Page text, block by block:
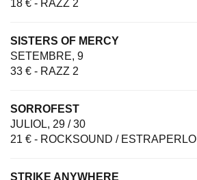
18 € - RAZZ 2
SISTERS OF MERCY
SETEMBRE, 9
33 € - RAZZ 2
SORROFEST
JULIOL, 29 / 30
21 € - ROCKSOUND / ESTRAPERLO
STRIKE ANYWHERE